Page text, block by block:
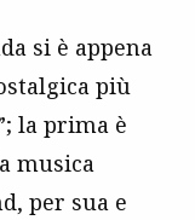
si è appena
più
la prima è
musica
per sua e